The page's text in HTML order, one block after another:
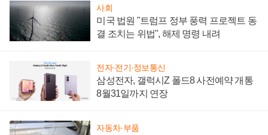
사회
미국 법원 "트럼프 정부 풍력 프로젝트 동
결 조치는 위법", 해제 명령 내려
전자·전기·정보통신
삼성전자, 갤럭시Z 폴드8 사전예약 개통
8월31일까지 연장
자동차·부품